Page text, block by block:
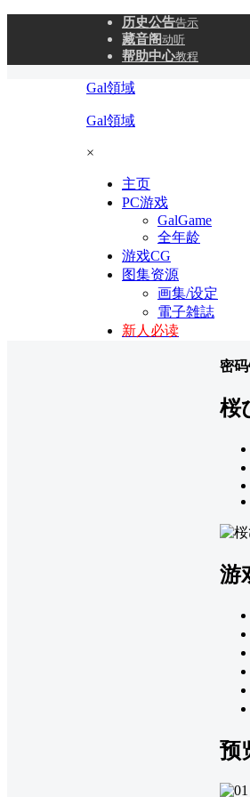
历史公告告示
藏音阁动听
帮助中心教程
Gal領域
Gal領域
×
主页
PC游戏
GalGame
全年龄
游戏CG
图集资源
画集/设定
電子雑誌
新人必读
密码
桜
游
预